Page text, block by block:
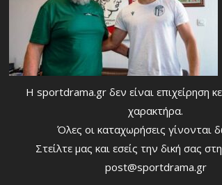
Η sportdrama.gr δεν είναι επιχείρηση
χαρακτήρα.
Όλες οι καταχωρήσεις γίνονται
Στείλτε μας και εσείς την δική σας
post@sportdrama.gr